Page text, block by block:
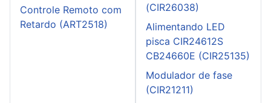
Controle Remoto com
Retardo (ART2518)
(CIR26038)
Alimentando LED
pisca CIR24612S
CB24660E (CIR25135)
Modulador de fase
(CIR21211)